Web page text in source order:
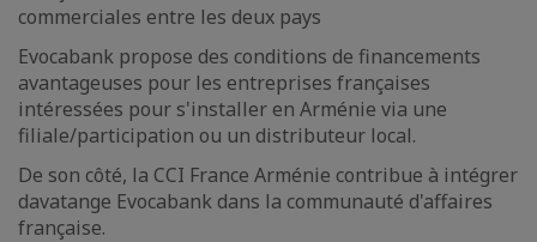
commerciales entre les deux pays
Evocabank propose des conditions de financements
avantageuses pour les entreprises françaises
intéressées pour s'installer en Arménie via une
filiale/participation ou un distributeur local.
De son côté, la CCI France Arménie contribue à intégrer
davatange Evocabank dans la communauté d'affaires
française.